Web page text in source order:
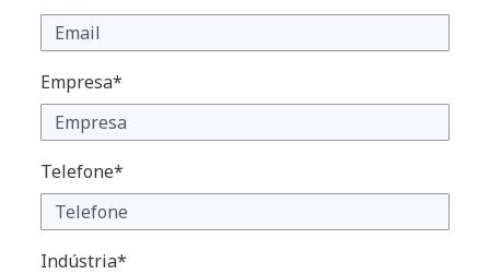
Empresa*
Telefone*
Indústria*